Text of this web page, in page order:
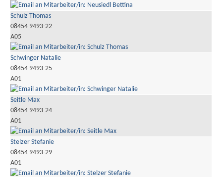
Schulz Thomas
08454 9493-22
A05
Schwinger Natalie
08454 9493-25
A01
Seitle Max
08454 9493-24
A01
Stelzer Stefanie
08454 9493-29
A01